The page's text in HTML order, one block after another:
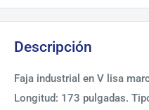
Descripción
Faja industrial en V lisa
Longitud: 173 pulgadas.